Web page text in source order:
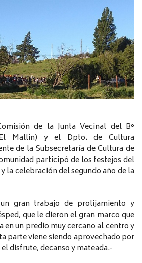
de la Junta Vecinal del B°
Mallin) y el Dpto. de Cultura
de la Subsecretaría de Cultura de
participó de los festejos del
la celebración del segundo año de la
gran trabajo de prolijamiento y
que le dieron el gran marco que
en un predio muy cercano al centro y
parte viene siendo aprovechado por
disfrute, decanso y mateada.-